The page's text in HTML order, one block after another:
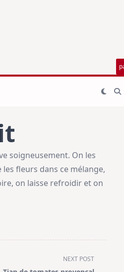
soigneusement. On les
fleurs dans ce mélange,
on laisse refroidir et on
NEXT POST